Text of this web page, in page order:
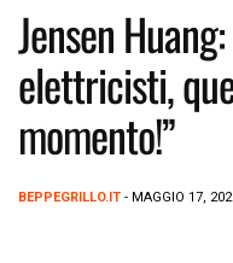
Jensen
elettricisti,
momento!”
BEPPEGRILLO.IT - MAGGIO 17,